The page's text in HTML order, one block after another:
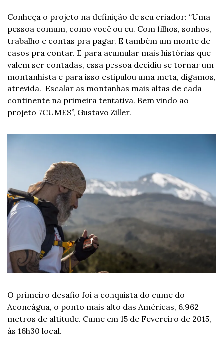
Conheça o projeto na definição de seu criador: “Uma
pessoa comum, como você ou eu. Com filhos, sonhos,
trabalho e contas pra pagar. E também um monte de
casos pra contar. E para acumular mais histórias que
valem ser contadas, essa pessoa decidiu se tornar um
montanhista e para isso estipulou uma meta, digamos,
atrevida.  Escalar as montanhas mais altas de cada
continente na primeira tentativa. Bem vindo ao
projeto 7CUMES”, Gustavo Ziller.
O primeiro desafio foi a conquista do cume do
Aconcágua, o ponto mais alto das Américas, 6.962
metros de altitude. Cume em 15 de Fevereiro de 2015,
às 16h30 local.